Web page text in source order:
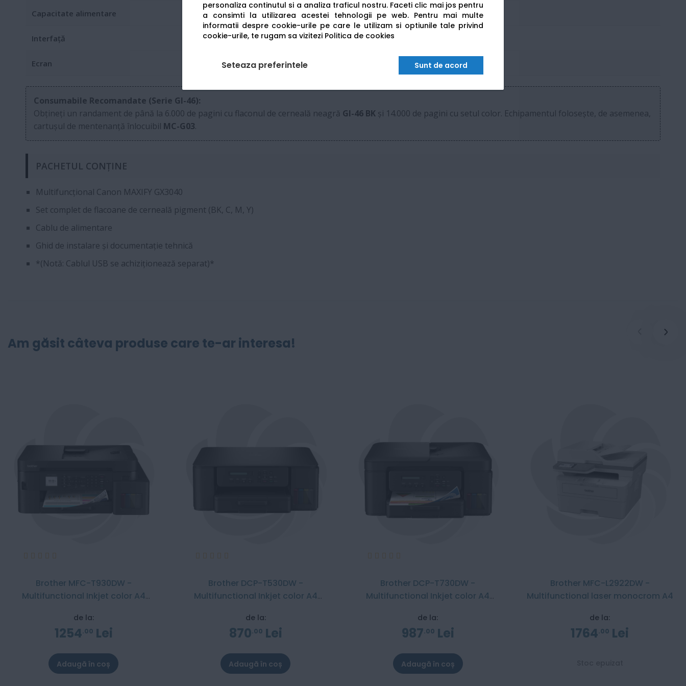
personaliza continutul si a analiza traficul nostru. Faceti clic mai jos pentru
a consimti la utilizarea acestei tehnologii pe web. Pentru mai multe
informatii despre cookie-urile pe care le utilizam si optiunile tale privind
cookie-urile, te rugam sa vizitezi Politica de cookies
Seteaza preferintele Sunt de acord
Capacitate alimentare Total 350 coli (Casetă 250 + Tavă spate 100)
Interfață Hi-Speed USB, Ethernet, Wi-Fi
Ecran LCD monocrom cu matrice de puncte
Consumabile Recomandate (Serie GI-46):
Obțineți un randament de până la 6.000 de pagini cu flaconul de cerneală neagră GI-46 BK și 14.000 de pagini cu setul color. Echipamentul folosește, de asemenea,
cartușul de mentenanță înlocuibil MC-G03.
PACHETUL CONȚINE
Multifuncțional Canon MAXIFY GX3040
Set complet de flacoane de cerneală pigment (BK, C, M, Y)
Cablu de alimentare
Ghid de instalare și documentație tehnică
*(Notă: Cablul USB se achiziționează separat)*
Am găsit câteva produse care te-ar interesa!
Evaluare:
Brother MFC-T930DW -
Multifunctional Inkjet color A4
de la:
1254 00 Lei
Adaugă în coș
Evaluare:
Brother DCP-T530DW -
Multifunctional Inkjet color A4
de la:
870 00 Lei
Adaugă în coș
Evaluare:
Brother DCP-T730DW -
Multifunctional Inkjet color A4
de la:
987 00 Lei
Adaugă în coș
Brother MFC-L2922DW -
Multifunctional laser monocrom A4
de la:
1764 00 Lei